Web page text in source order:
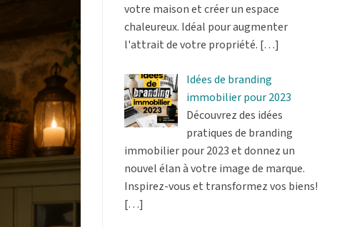
votre maison et créer un espace
chaleureux. Idéal pour augmenter
l'attrait de votre propriété. […]
Idées de branding
immobilier pour 2023
Découvrez des idées
pratiques de branding
immobilier pour 2023 et donnez un
nouvel élan à votre image de marque.
Inspirez-vous et transformez vos biens!
[…]